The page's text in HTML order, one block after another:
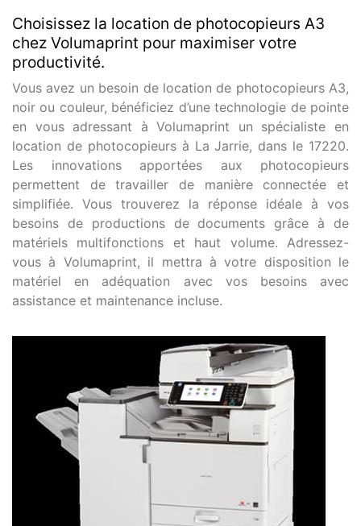
Choisissez la location de photocopieurs A3
chez Volumaprint pour maximiser votre
productivité.
Vous avez un besoin de location de photocopieurs A3,
noir ou couleur, bénéficiez d’une technologie de pointe
en vous adressant à Volumaprint un spécialiste en
location de photocopieurs à La Jarrie, dans le 17220.
Les innovations apportées aux photocopieurs
permettent de travailler de manière connectée et
simplifiée. Vous trouverez la réponse idéale à vos
besoins de productions de documents grâce à de
matériels multifonctions et haut volume. Adressez-
vous à Volumaprint, il mettra à votre disposition le
matériel en adéquation avec vos besoins avec
assistance et maintenance incluse.